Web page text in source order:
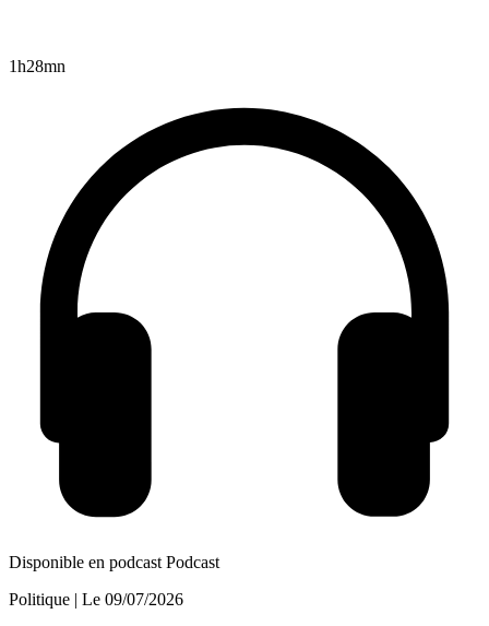
1h28mn
Disponible en podcast Podcast
Politique | Le 09/07/2026